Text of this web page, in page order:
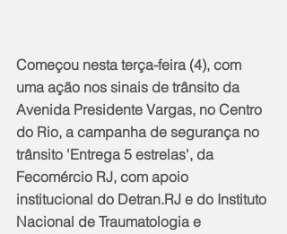
Começou nesta terça-feira (4), com
uma ação nos sinais de trânsito da
Avenida Presidente Vargas, no Centro
do Rio, a campanha de segurança no
trânsito 'Entrega 5 estrelas', da
Fecomércio RJ, com apoio
institucional do Detran.RJ e do Instituto
Nacional de Traumatologia e